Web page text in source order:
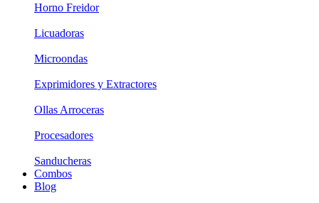
Horno Freidor
Licuadoras
Microondas
Exprimidores y Extractores
Ollas Arroceras
Procesadores
Sanducheras
Combos
Blog